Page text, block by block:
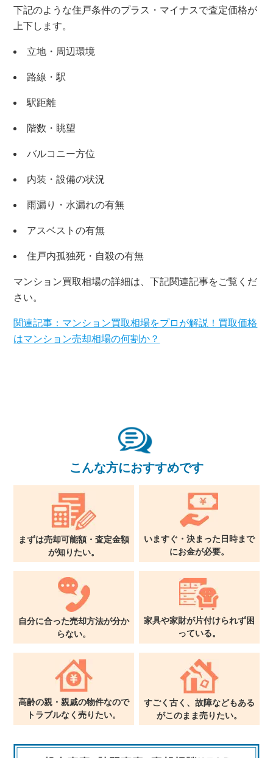
×
無料査定・売却相談
10時～18時/水曜日定休
下記のような住戸条件のプラス・マイナスで査定価格が
上下します。
立地・周辺環境
路線・駅
駅距離
階数・眺望
バルコニー方位
内装・設備の状況
雨漏り・水漏れの有無
アスベストの有無
住戸内孤独死・自殺の有無
マンション買取相場の詳細は、下記関連記事をご覧くだ
さい。
関連記事：マンション買取相場をプロが解説！買取価格
はマンション売却相場の何割か？
こんな方におすすめです
まずは売却可能額・査定金額
が知りたい。
いますぐ・決まった日時まで
にお金が必要。
自分に合った売却方法が分か
らない。
家具や家財が片付けられず困
っている。
高齢の親・親戚の物件なので
トラブルなく売りたい。
すごく古く、故障などもある
がこのまま売りたい。